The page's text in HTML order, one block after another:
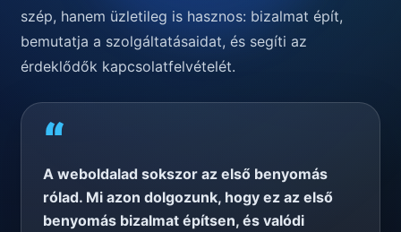
szép, hanem üzletileg is hasznos: bizalmat épít,
bemutatja a szolgáltatásaidat, és segíti az
érdeklődők kapcsolatfelvételét.
“
A weboldalad sokszor az első benyomás
rólad. Mi azon dolgozunk, hogy ez az első
benyomás bizalmat építsen, és valódi